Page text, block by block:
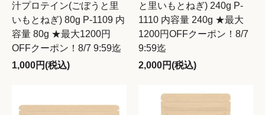
汁プロテイン(ごぼうと里
いもとねぎ) 80g P-1109 内
容量 80g ★最大1200円
OFFクーポン！8/7 9:59迄
1,000円(税込)
と里いもとねぎ) 240g P-
1110 内容量 240g ★最大
1200円OFFクーポン！8/7
9:59迄
2,000円(税込)